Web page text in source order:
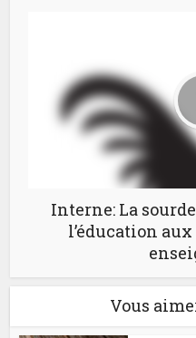
Interne: La
l’éducation
Vous